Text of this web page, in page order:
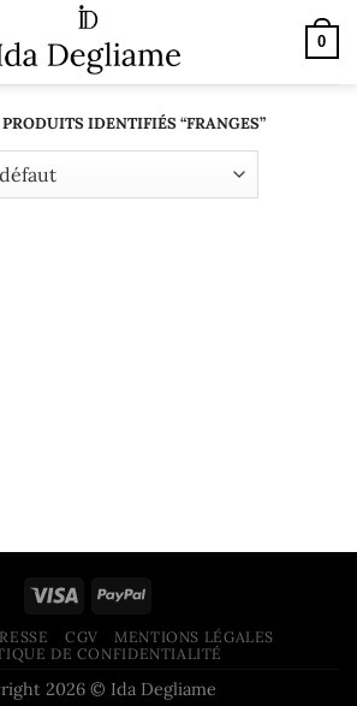
0
PRODUITS IDENTIFIÉS “FRANGES”
CGV
MENTIONS LÉGALES
DE CONFIDENTIALITÉ
2026 © Ida Degliame